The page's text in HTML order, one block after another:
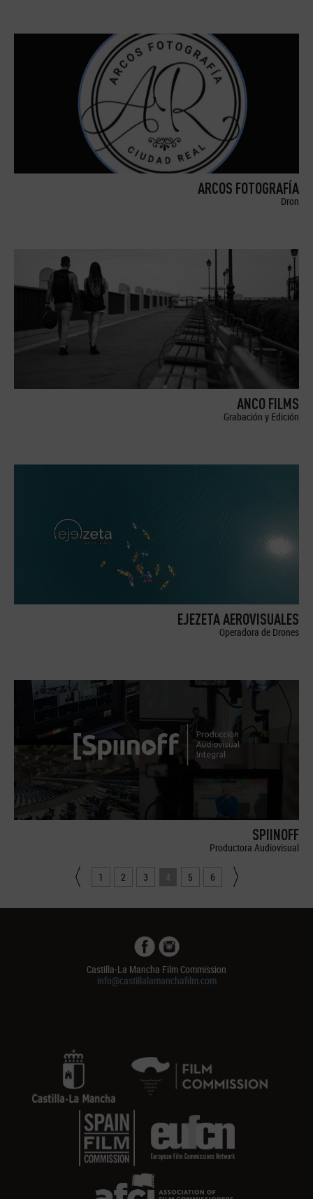
ARCOS FOTOGRAFÍA
Dron
ANCO FILMS
Grabación y Edición
EJEZETA AEROVISUALES
Operadora de Drones
SPIINOFF
Productora Audiovisual
1 2 3 4 5 6
Castilla-La Mancha Film Commission
info@castillalamanchafilm.com